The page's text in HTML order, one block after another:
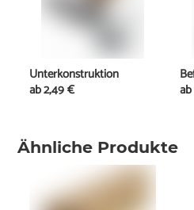
Ähnliche Produkte
Unterkonstruktion
ab2,49 €
ab